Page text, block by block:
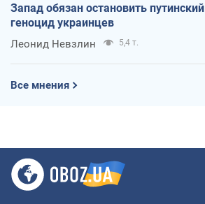
Запад обязан остановить путинский
геноцид украинцев
Леонид Невзлин 5,4 т.
Все мнения